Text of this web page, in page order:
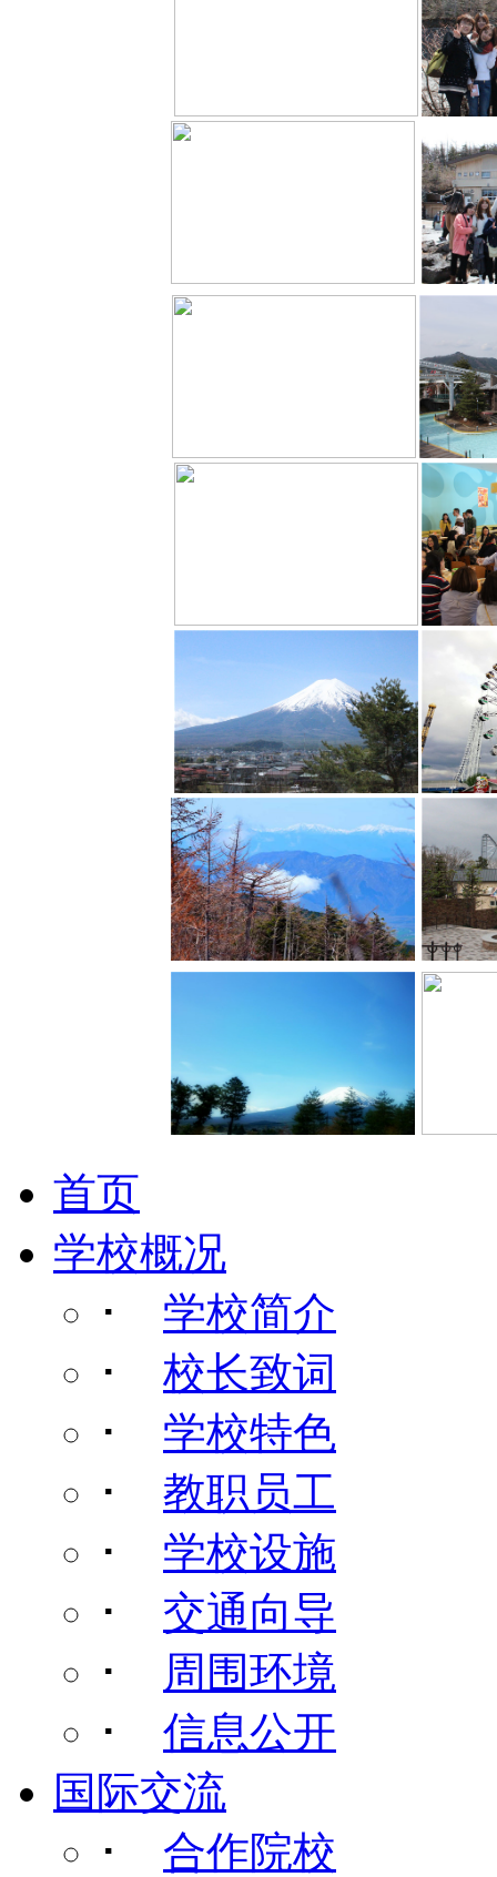
首页
学校概况
･ 学校简介
･ 校长致词
･ 学校特色
･ 教职员工
･ 学校设施
･ 交通向导
･ 周围环境
･ 信息公开
国际交流
･ 合作院校